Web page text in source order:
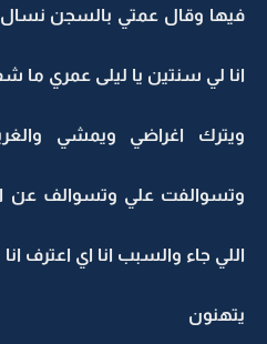
فيها وقال عمتي بالسجن نسال
انا لي سنتين يا ليلى عمري ما
ويترك اغراضي ويمشي
وتسوالفت علي وتسوالف عن
اللي جاء والسبب انا اي اعترف
يتهنون